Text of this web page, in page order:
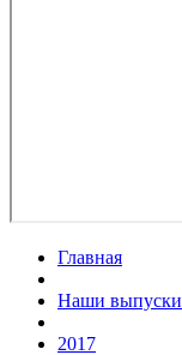
Главная
Наши выпуски
2017